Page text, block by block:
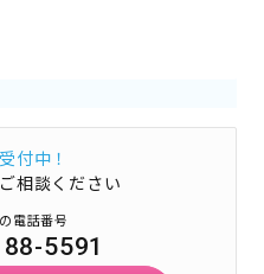
付中！
相談ください
電話番号
5591